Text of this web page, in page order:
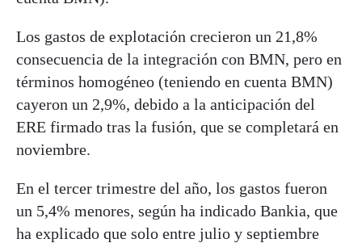
Los gastos de explotación crecieron un 21,8%
consecuencia de la integración con BMN, pero en
términos homogéneo (teniendo en cuenta BMN)
cayeron un 2,9%, debido a la anticipación del
ERE firmado tras la fusión, que se completará en
noviembre.
En el tercer trimestre del año, los gastos fueron
un 5,4% menores, según ha indicado Bankia, que
ha explicado que solo entre julio y septiembre